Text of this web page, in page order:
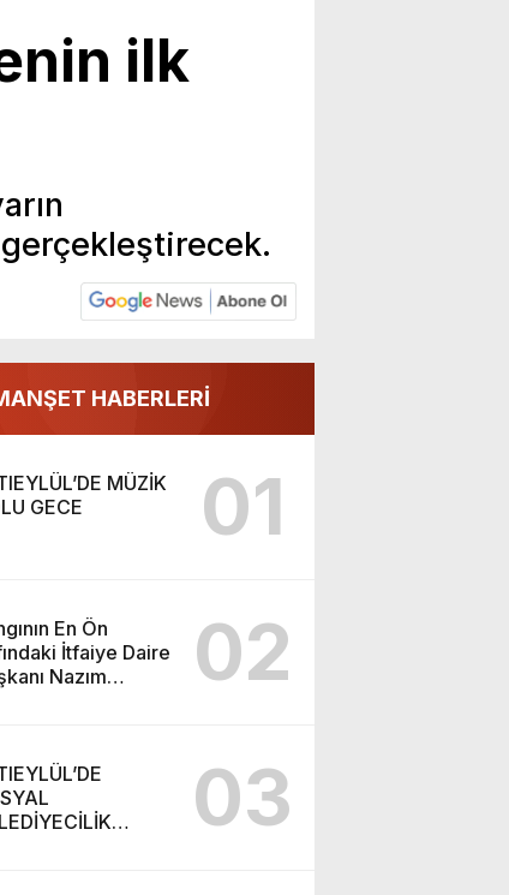
ilk
HABERLERİ
MÜZİK
GECE
01
En Ön
İtfaiye Daire
Nazım
02
03